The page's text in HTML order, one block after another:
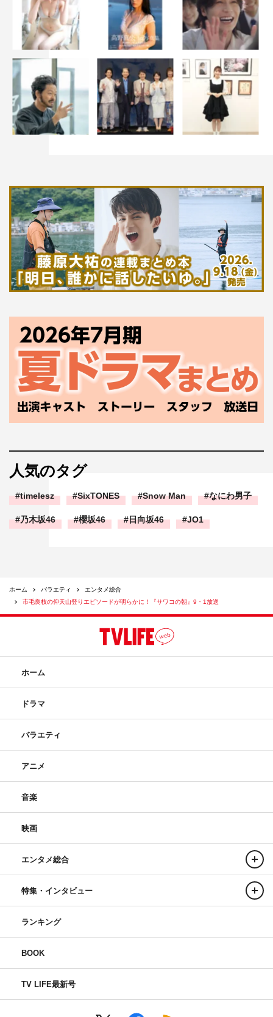
人気のタグ
timelesz SixTONES Snow Man なにわ男子
乃木坂46 櫻坂46 日向坂46 JO1
ホーム バラエティ
エンタメ総合
市毛良枝の仰天山登りエピソードが明らかに！『サワコの朝』9・1放送
ホーム
ドラマ
バラエティ
アニメ
音楽
映画
エンタメ総合
特集・インタビュー
ランキング
BOOK
TV LIFE最新号